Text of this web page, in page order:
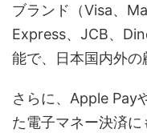
ブランド（Visa、
Express、JCB、
能で、日本国内外の
さらに、Apple Pay
た電子マネー決済